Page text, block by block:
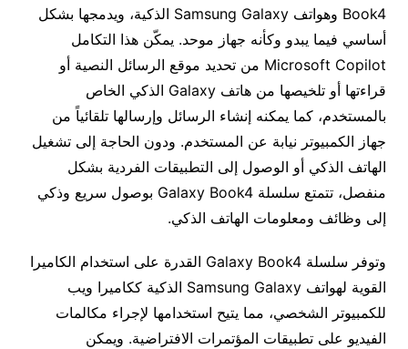
Book4 وهواتف Samsung Galaxy الذكية، ويدمجها بشكل
أساسي فيما يبدو وكأنه جهاز موحد. يمكّن هذا التكامل
Microsoft Copilot من تحديد موقع الرسائل النصية أو
قراءتها أو تلخيصها من هاتف Galaxy الذكي الخاص
بالمستخدم، كما يمكنه إنشاء الرسائل وإرسالها تلقائياً من
جهاز الكمبيوتر نيابة عن المستخدم. ودون الحاجة إلى تشغيل
الهاتف الذكي أو الوصول إلى التطبيقات الفردية بشكل
منفصل، تتمتع سلسلة Galaxy Book4 بوصول سريع وذكي
إلى وظائف ومعلومات الهاتف الذكي.
وتوفر سلسلة Galaxy Book4 القدرة على استخدام الكاميرا
القوية لهواتف Samsung Galaxy الذكية ككاميرا ويب
للكمبيوتر الشخصي، مما يتيح استخدامها لإجراء مكالمات
الفيديو على تطبيقات المؤتمرات الافتراضية. ويمكن